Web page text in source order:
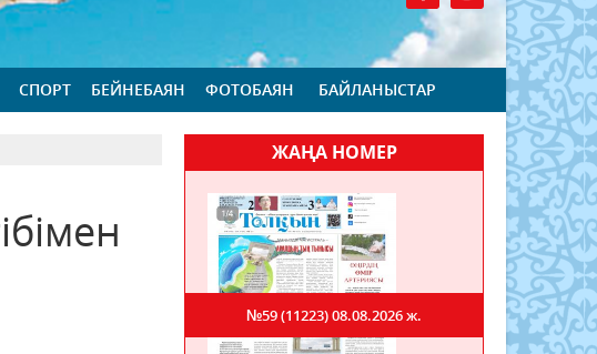
СПОРТ БЕЙНЕБАЯН ФОТОБАЯН БАЙЛАНЫСТАР
ЖАҢА НОМЕР
№59 (11223)08.08.2026 ж.